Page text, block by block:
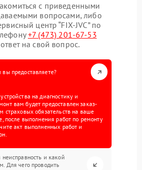
с приведенными
вопросами, либо
центр “FIX-JVC” по
+7 (473) 201-67-53
на свой вопрос.
предоставляете?
на диагностику и
вам будет предоставлен заказ-
страховых обязательств на ваше
после выполнения работ по ремонту
акт выполненных работ и
и какой
Для чего проводить